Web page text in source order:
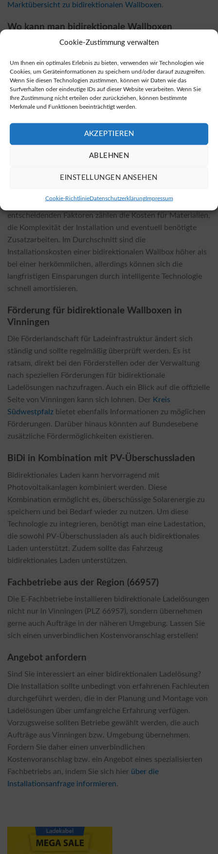
Cookie-Zustimmung verwalten
Um Ihnen ein optimales Erlebnis zu bieten, verwenden wir Technologien wie
Cookies, um Geräteinformationen zu speichern und/oder darauf zuzugreifen.
Wenn Sie diesen Technologien zustimmen, können wir Daten wie das
Surfverhalten oder eindeutige IDs auf dieser Website verarbeiten. Wenn Sie
Ihre Zustimmung nicht erteilen oder zurückziehen, können bestimmte
Merkmale und Funktionen beeinträchtigt werden.
AKZEPTIEREN
ABLEHNEN
EINSTELLUNGEN ANSEHEN
Cookie-RichtlinieDatenschutzerklärungImpressum
Marktübersicht zu bidirektionalen Wallboxen.
Wo kann man bidirektionale Wallboxen
Ort als auch in vielen Online-Shops erhältlich. Online-
Preise sind oftmals günstiger, was die Anschaffung
attraktiver macht. Wenn Sie an einem Kauf interessiert
sind, können Sie unter folgendem Link eine Auswahl an
kaufen
Was kosten die Installationen und was
Die Kosten für die Installation sind von verschiedenen
und die spezifischen örtlichen Gegebenheiten. Zu den
entscheidenden Faktoren zählen die Kosten für Materialien,
die Komplexität der Installation und eventuell benötigte
Zusatzarbeiten. Im Durchschnitt sind die
Installationskosten einer bidirektionalen Wallbox höher als
bei einer herkömmlichen, allerdings können sich die
langfristigen Einsparungen durch intelligente Technologie
schnell amortisieren.
Förderung für bidirektionale Wallboxen in
Vinningen
Die Förderlandschaft für Ladeinfrastruktur ändert sich
ständig und sollte regelmäßig überprüft werden. Es ist
ratsam, direkt bei den Förderstellen oder der Verwaltung
nach speziellen Förderungen für bidirektionale
Ladelösungen nachzufragen. Auch ein Blick auf die offizielle
Seite von Vinningen kann sich lohnen. Der Kreis
Südwestpfalz bietet ebenfalls Informationen zu möglichen
Förderungen. Darüber hinaus könnten auf Bundesebene
zusätzliche Fördermöglichkeiten existieren.
BiDi in Kombination mit PV-Überschussladen
Bidirektionales Laden kann hervorragend mit
Photovoltaikanlagen kombiniert werden. Diese
Kombination ermöglicht es, überschüssige Solarenergie zu
speichern und bei Bedarf wieder zu nutzen. Um diese
Technologie zu integrieren, benötigt man eine Ladestation,
die sowohl PV-Überschussladen als auch bidirektionales
Laden unterstützt. Zudem sollte das Fahrzeug
bidirektionales Laden unterstützen.
Fachbetriebe aus der Region (66957)
Die E-Fachbetriebe installieren bidirektionale Ladelösungen
nicht nur in Vinningen (PLZ 66957), sondern übernehmen
gerne auch Aufträge in der näheren Umgebung. Lassen Sie
sich einen unverbindlichen Kostenvoranschlag erstellen!
Angebot anfordern
Sind Sie interessiert an einer bidirektionalen Ladelösung?
Die Installation sollte unbedingt von erfahrenen Fachleuten
durchgeführt werden, die in der Planung und Montage von
Ladelösungen über umfangreiche Erfahrung verfügen.
Vorzugsweise sollten Betriebe gewählt werden, die auch
Aufträge aus Vinningen bzw. Umgebung übernehmen.
Fordern Sie daher einen unverbindlichen
Kostenvoranschlag bzw. ein Angebot eines spezialisierten
Fachbetriebs an, indem Sie sich hier über die
Installationsanfrage informieren.